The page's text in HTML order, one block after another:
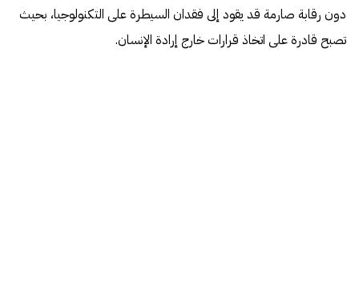
دون رقابة صارمة قد يقود إلى فقدان السيطرة على التكنولوجيا، بحيث
تصبح قادرة على اتخاذ قرارات خارج إرادة الإنسان.